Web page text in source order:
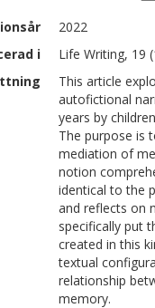
2022
i
Life Writing, 19
This article
autofictional
years by
The purpose is
mediation of
notion
identical to the
and reflects on
specifically put
created in this
textual
relationship
memory.